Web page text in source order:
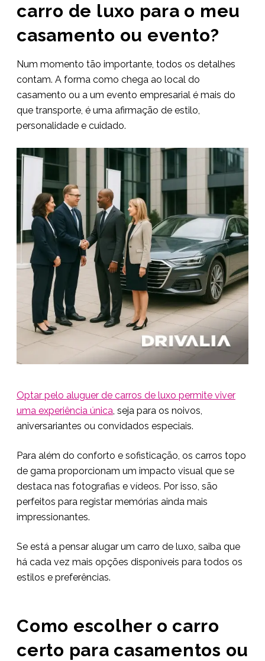
carro de luxo para o meu
casamento ou evento?
Num momento tão importante, todos os detalhes
contam. A forma como chega ao local do
casamento ou a um evento empresarial é mais do
que transporte, é uma afirmação de estilo,
personalidade e cuidado.
Optar pelo aluguer de carros de luxo permite viver
uma experiência única , seja para os noivos,
aniversariantes ou convidados especiais.
Para além do conforto e sofisticação, os carros topo
de gama proporcionam um impacto visual que se
destaca nas fotografias e vídeos. Por isso, são
perfeitos para registar memórias ainda mais
impressionantes.
Se está a pensar alugar um carro de luxo, saiba que
há cada vez mais opções disponíveis para todos os
estilos e preferências.
Como escolher o carro
certo para casamentos ou